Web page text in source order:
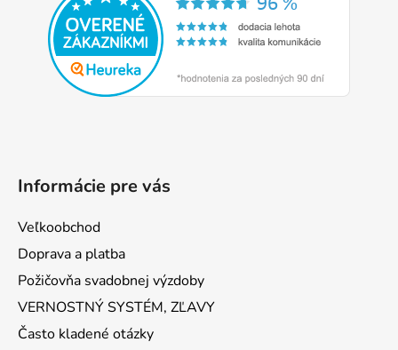
Informácie pre vás
Veľkoobchod
Doprava a platba
Požičovňa svadobnej výzdoby
VERNOSTNÝ SYSTÉM, ZĽAVY
Často kladené otázky